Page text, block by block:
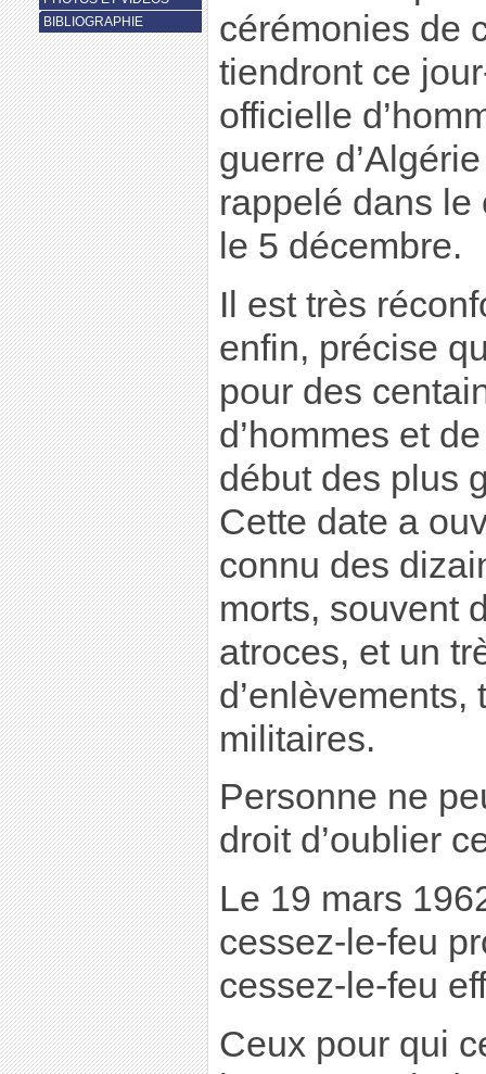
cérémonies de
tiendront ce
officielle
guerre
rappelé dans le
le 5 décembre.
Il est très
enfin, précise
pour des
d’hommes et
début des plus
Cette date a
connu des
morts, souvent
atroces, et un
militaires.
Personne ne
droit d’oublier
Le 19 mars
cessez-le-feu
cessez-le-feu
Ceux pour qui
BIBLIOGRAPHIE